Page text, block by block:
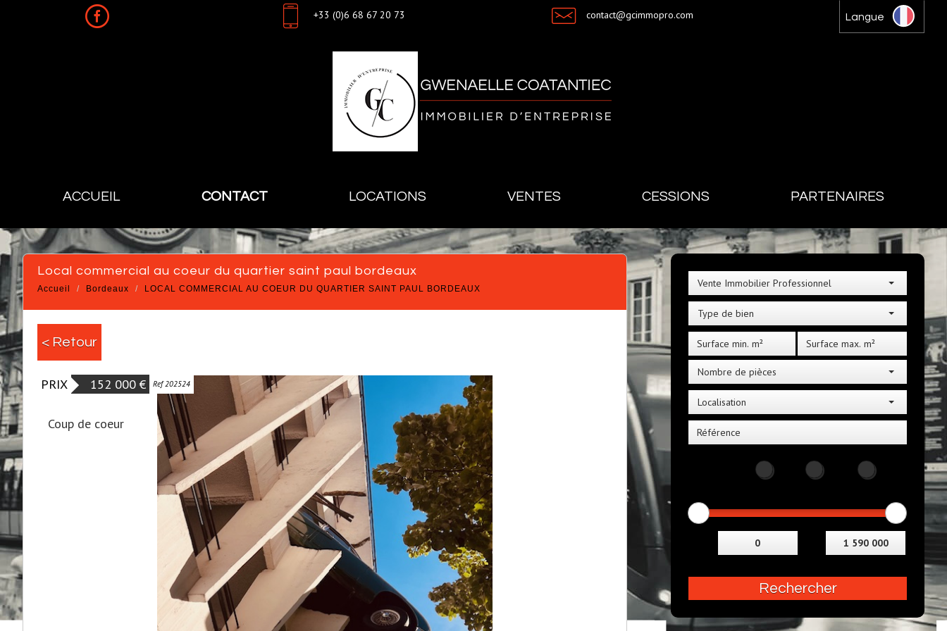
+33 (0)6 68 67 20 73 contact@gcimmopro.com Langue
ACCUEIL CONTACT LOCATIONS VENTES CESSIONS PARTENAIRES
Vente Immobilier Professionnel
Type de bien
Nombre de pièces
Localisation
Rechercher
local commercial au coeur du quartier saint paul bordeaux
Accueil Bordeaux LOCAL COMMERCIAL AU COEUR DU QUARTIER SAINT PAUL BORDEAUX
< Retour
PRIX 152 000 € Ref 202524
Coup de coeur